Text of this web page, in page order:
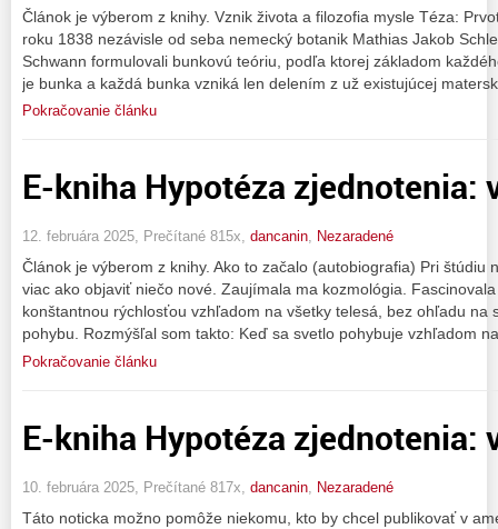
Článok je výberom z knihy. Vznik života a filozofia mysle Téza:
roku 1838 nezávisle od seba nemecký botanik Mathias Jakob
Schwann formulovali bunkovú teóriu, podľa ktorej základom
je bunka a každá bunka vzniká len delením z už existujúcej
Pokračovanie článku
E-kniha Hypotéza zjednotenia:
12. februára 2025, Prečítané 815x, dancanin, Nezaradené
Článok je výberom z knihy. Ako to začalo (autobiografia) Pri štúdiu
viac ako objaviť niečo nové. Zaujímala ma kozmológia.
konštantnou rýchlosťou vzhľadom na všetky telesá, bez ohľadu na
pohybu. Rozmýšľal som takto: Keď sa svetlo pohybuje vzhľadom
Pokračovanie článku
E-kniha Hypotéza zjednotenia:
10. februára 2025, Prečítané 817x, dancanin, Nezaradené
Táto noticka možno pomôže niekomu, kto by chcel publikovať v